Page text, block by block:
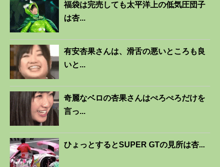
福袋は完売しても太平洋上の低気圧団子
は杏...
有安杏果さんは、滑舌の悪いところも良
いと...
奇麗なベロの杏果さんはぺろぺろだけを
言っ...
ひょっとするとSUPER GTの見所は杏...